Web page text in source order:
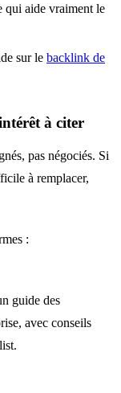
qui aide vraiment le
sur le backlink de
à citer
pas négociés. Si
à remplacer,
:
guide des
avec conseils